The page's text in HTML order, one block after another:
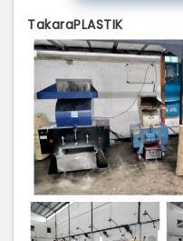
TakaraPLASTIK